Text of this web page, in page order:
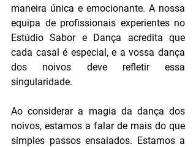
maneira única e emocionante. A nossa
equipa de profissionais experientes no
Estúdio Sabor e Dança acredita que
cada casal é especial, e a vossa dança
dos noivos deve refletir essa
singularidade.
Ao considerar a magia da dança dos
noivos, estamos a falar de mais do que
simples passos ensaiados. Estamos a